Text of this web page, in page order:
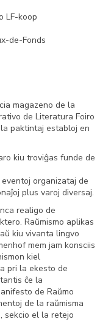
LF-koop
de-Fonds
magazeno de la
de Literatura Foiro
paktintaj establoj en
kiu troviĝas funde de
organizataj de
plus varoj diversaj.
realigo de
Raŭmismo aplikas
kiu vivanta lingvo
mem jam konsciis
kiel
pri la ekesto de
ĉe la
de Raŭmo
de la raŭmisma
, sekcio el la retejo